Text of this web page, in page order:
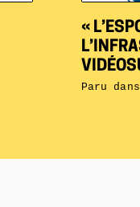
«
Paru dans